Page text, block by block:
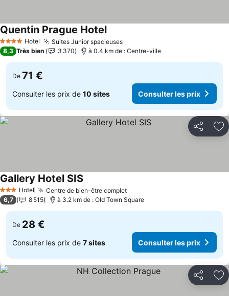
4 Étoiles Hotel Suites Junior spacieusesConsulter les prix
Quentin Prague HotelConsulter les prix
8,3 Très bien 3 370 à 0.4 km de : Centre-ville
De 71 €
Consulter les prix de 10 sites Consulter les prix
Partager
3 ÉtoilesHotel Centre de bien-être completConsulter les prix
Gallery Hotel SIS
6,7 8 515 à 3.2 km de : Old Town Square
De 28 €
Consulter les prix de 7 sites Consulter les prix
Partager